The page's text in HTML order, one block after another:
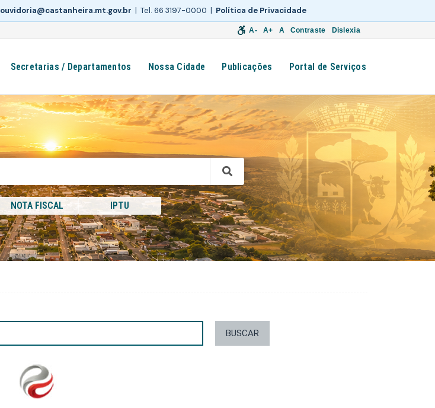
ouvidoria@castanheira.mt.gov.br | Tel. 66 3197-0000 | Política de Privacidade
A- A+ A Contraste Dislexia
Secretarias / Departamentos Nossa Cidade Publicações Portal de Serviços
NOTA FISCAL IPTU
BUSCAR